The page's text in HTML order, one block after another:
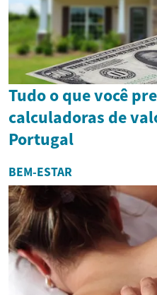
Tudo o que você
calculadoras de
Portugal
BEM-ESTAR